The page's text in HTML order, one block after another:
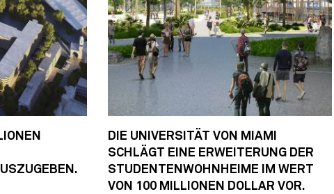
DIE UNIVERSITÄT VON MIAMI
SCHLÄGT EINE ERWEITERUNG DER
STUDENTENWOHNHEIME IM WERT
VON 100 MILLIONEN DOLLAR VOR.